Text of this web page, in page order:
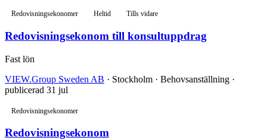
Redovisningsekonomer Heltid Tills vidare
Redovisningsekonom till konsultuppdrag
Fast lön
VIEW.Group Sweden AB · Stockholm · Behovsanställning ·
publicerad 31 jul
Redovisningsekonomer
Redovisningsekonom